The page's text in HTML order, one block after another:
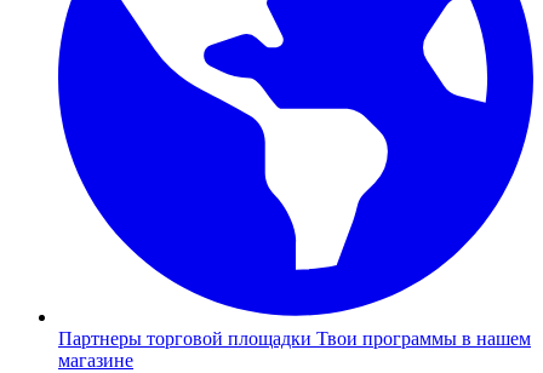
Партнеры торговой площадки Твои программы в нашем
магазине